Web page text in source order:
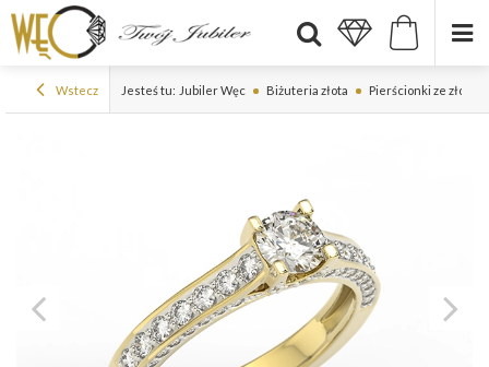
Wstecz Jesteś tu: Jubiler Węc Biżuteria złota Pierścionki ze złota